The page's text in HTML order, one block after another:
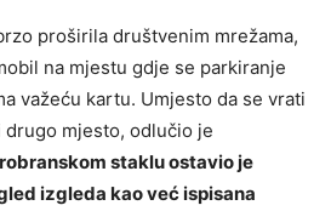
proširila društvenim mrežama,
na mjestu gdje se parkiranje
važeću kartu. Umjesto da se vrati
mjesto, odlučio je
staklu ostavio je
izgleda kao već ispisana